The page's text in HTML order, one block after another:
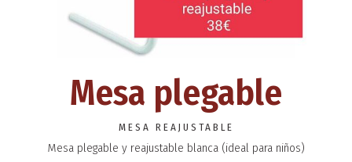
Mesa plegable
MESA REAJUSTABLE
Mesa plegable y reajustable blanca (ideal para niños)